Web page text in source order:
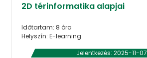
2D térinformatika alapjai
Időtartam: 8 óra
Helyszín: E-learning
Jelentkezés: 2025-11-07